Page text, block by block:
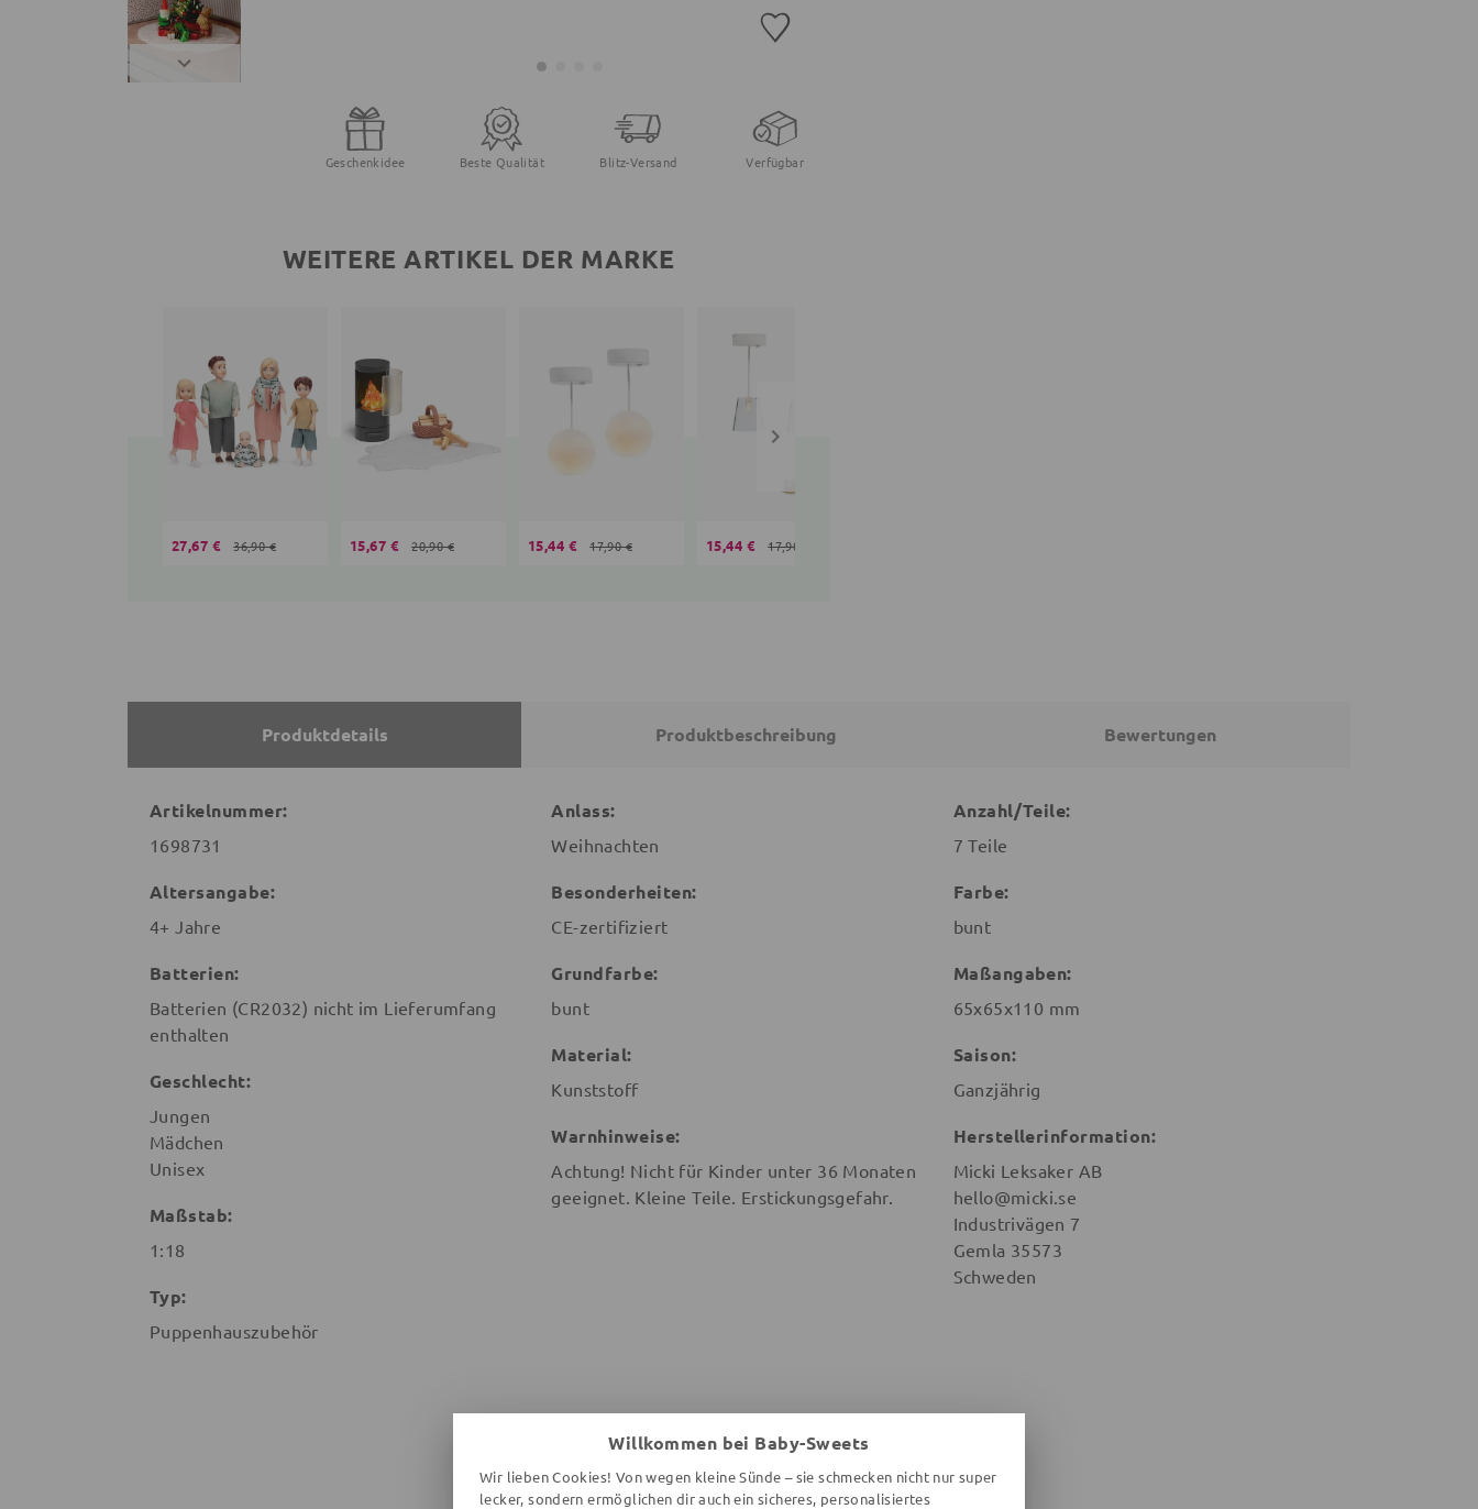
Geschenkidee Beste Qualität Blitz-Versand Verfügbar
WEITERE ARTIKEL DER MARKE
27,67 € 36,90 € 15,67 € 20,90 € 15,44 € 17,90 € 15,44 € 17,90 €
Produktdetails Produktbeschreibung Bewertungen
Artikelnummer:
1698731
Altersangabe:
4+ Jahre
Batterien:
Batterien (CR2032) nicht im Lieferumfang
enthalten
Geschlecht:
Jungen
Mädchen
Unisex
Maßstab:
1:18
Typ:
Puppenhauszubehör
Anlass:
Weihnachten
Besonderheiten:
CE-zertifiziert
Grundfarbe:
bunt
Material:
Kunststoff
Warnhinweise:
Achtung! Nicht für Kinder unter 36 Monaten
geeignet. Kleine Teile. Erstickungsgefahr.
Anzahl/Teile:
7 Teile
Farbe:
bunt
Maßangaben:
65x65x110 mm
Saison:
Ganzjährig
Herstellerinformation:
Micki Leksaker AB
hello@micki.se
Industrivägen 7
Gemla 35573
Schweden
WEITERE ARTIKEL DER MARKE
Willkommen bei Baby-Sweets
Wir lieben Cookies! Von wegen kleine Sünde – sie schmecken nicht nur super
lecker, sondern ermöglichen dir auch ein sicheres, personalisiertes